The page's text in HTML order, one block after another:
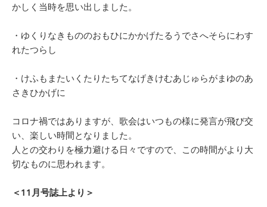
かしく当時を思い出しました。
・ゆくりなきもののおもひにかかげたるうでさへそらにわす
れたつらし
・けふもまたいくたりたちてなげきけむあじゅらがまゆのあ
さきひかげに
コロナ禍ではありますが、歌会はいつもの様に発言が飛び交
い、楽しい時間となりました。
人との交わりを極力避ける日々ですので、この時間がより大
切なものに思われます。
＜11月号誌上より＞